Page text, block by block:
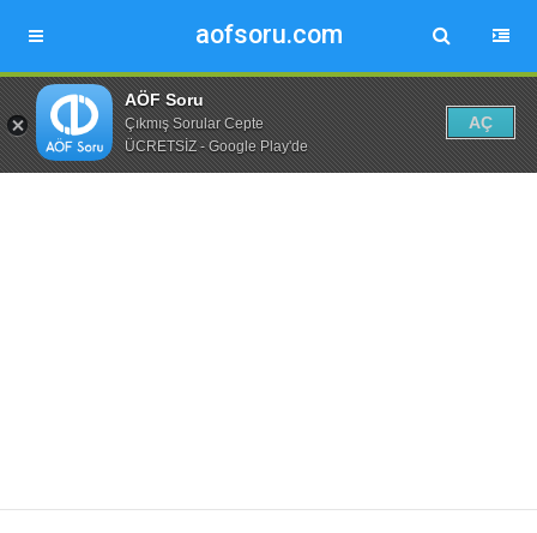
aofsoru.com
AÖF Soru
Çıkmış Sorular Cepte
ÜCRETSİZ - Google Play'de
AÇ